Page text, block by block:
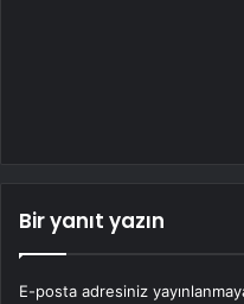
Bir yanıt yazın
E-posta adresiniz